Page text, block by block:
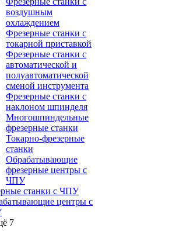
воздушным
охлаждением
Фрезерные станки с
токарной приставкой
Фрезерные станки с
автоматической и
полуавтоматической
сменой инструмента
Фрезерные станки с
наклоном шпинделя
Многошпиндельные
фрезерные станки
Токарно-фрезерные
станки
Обрабатывающие
фрезерные центры с
ЧПУ
станки с ЧПУ
центры с
7